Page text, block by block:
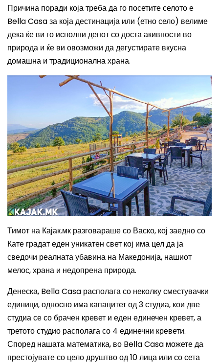
Причина поради која треба да го посетите селото е
Bella Casaза која дестинација или (етно село) велиме
дека ќе ви го исполни денот со доста акивности во
природа и ќе ви овозможи да дегустирате вкусна
домашна и традиционална храна.
Тимот на Кајак.мк разговараше со Васко, кој заедно со
Кате градат еден уникатен свет кој има цел да ја
сведочи реалната убавина на Македонија, нашиот
мелос, храна и недопрена природа.
Денеска, Bella Casa располага со неколку сместувачки
единици, односно има капацитет од 3 студиа, кои две
студиа се со брачен кревет и еден единечен кревет, а
третото студио располага со 4 единечни кревети.
Според нашата математика, во Bella Casa можете да
престојувате со цело друштво од 10 лица или со сета